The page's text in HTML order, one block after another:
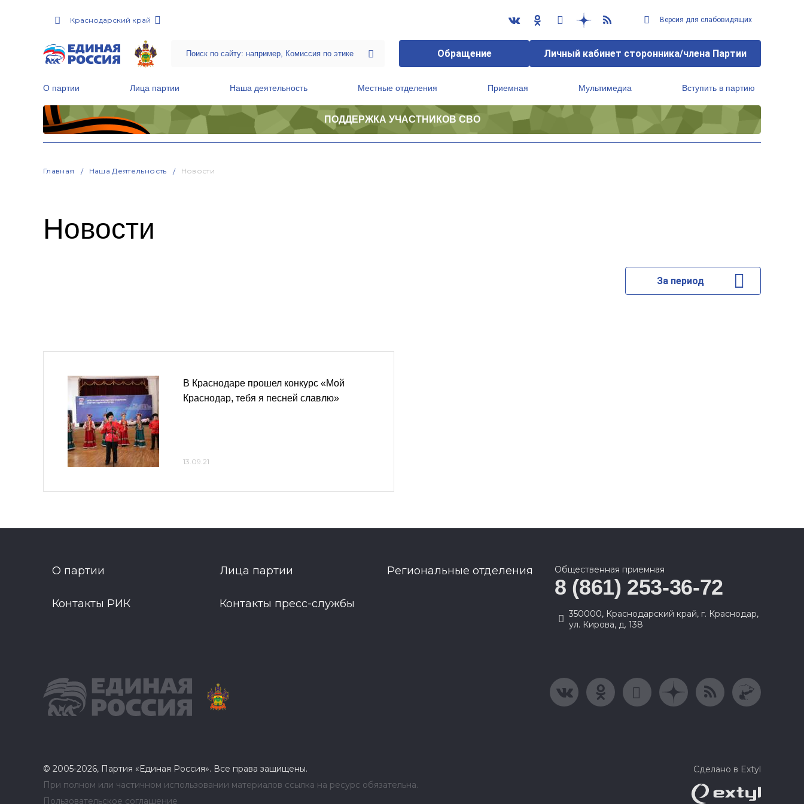
Краснодарский край Версия для слабовидящих
Обращение Личный кабинет сторонника/члена Партии
О партии Лица партии Наша деятельность Местные отделения Приемная Мультимедиа Вступить в партию
ПОДДЕРЖКА УЧАСТНИКОВ СВО
Главная Наша Деятельность Новости
Новости
За период
В Краснодаре прошел конкурс «Мой
Краснодар, тебя я песней славлю»
13.09.21
О партии Лица партии Региональные отделения
Контакты РИК Контакты пресс-службы
Общественная приемная
8 (861) 253-36-72
350000, Краснодарский край, г. Краснодар,
ул. Кирова, д. 138
© 2005-2026, Партия «Единая Россия». Все права защищены.
При полном или частичном использовании материалов ссылка на ресурс обязательна.
Пользовательское соглашение
Сделано в Extyl